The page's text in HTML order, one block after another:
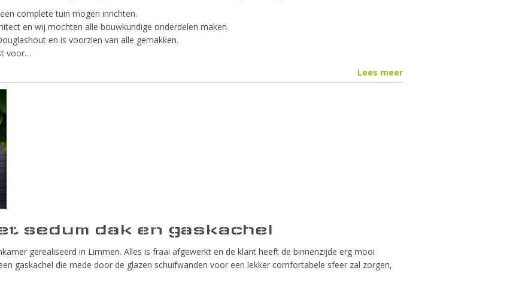
complete tuin mogen inrichten.
en wij mochten alle bouwkundige onderdelen maken.
en is voorzien van alle gemakken.
voor…
Lees meer
sedum dak en gaskachel
gerealiseerd in Limmen. Alles is fraai afgewerkt en de klant heeft de binnenzijde erg mooi
gaskachel die mede door de glazen schuifwanden voor een lekker comfortabele sfeer zal zorgen,